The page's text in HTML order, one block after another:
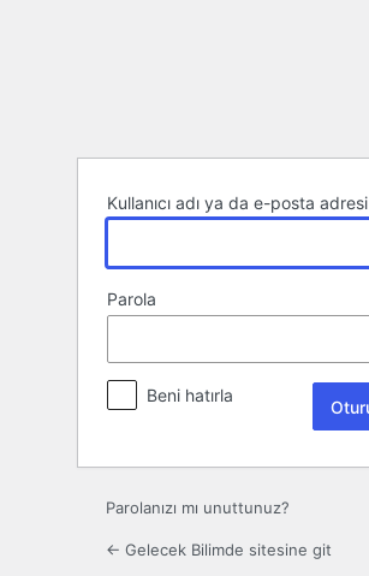
Kullanıcı adı ya da e-posta adresi
Parola
Beni hatırla
Parolanızı mı unuttunuz?
← Gelecek Bilimde sitesine git